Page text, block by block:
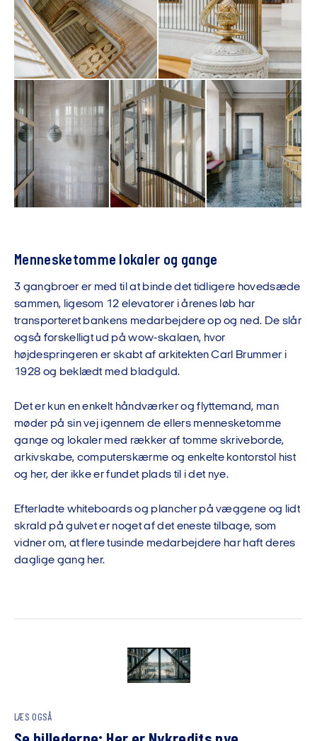
Mennesketomme lokaler og gange
3 gangbroer er med til at binde det tidligere hovedsæde
sammen, ligesom 12 elevatorer i årenes løb har
transporteret bankens medarbejdere op og ned. De slår
også forskelligt ud på wow-skalaen, hvor
højdespringeren er skabt af arkitekten Carl Brummer i
1928 og beklædt med bladguld.
Det er kun en enkelt håndværker og flyttemand, man
møder på sin vej igennem de ellers mennesketomme
gange og lokaler med rækker af tomme skriveborde,
arkivskabe, computerskærme og enkelte kontorstol hist
og her, der ikke er fundet plads til i det nye.
Efterladte whiteboards og plancher på væggene og lidt
skrald på gulvet er noget af det eneste tilbage, som
vidner om, at flere tusinde medarbejdere har haft deres
daglige gang her.
LÆS OGSÅ